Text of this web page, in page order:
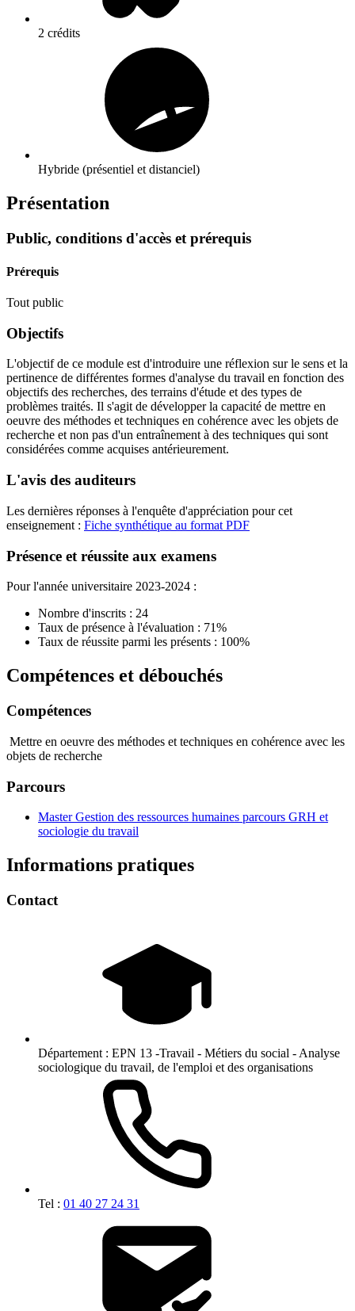
2 crédits
Hybride (présentiel et distanciel)
Présentation
Public, conditions d'accès et prérequis
Prérequis
Tout public
Objectifs
L'objectif de ce module est d'introduire une réflexion sur le sens et la
pertinence de différentes formes d'analyse du travail en fonction des
objectifs des recherches, des terrains d'étude et des types de
problèmes traités. Il s'agit de développer la capacité de mettre en
oeuvre des méthodes et techniques en cohérence avec les objets de
recherche et non pas d'un entraînement à des techniques qui sont
considérées comme acquises antérieurement.
L'avis des auditeurs
Les dernières réponses à l'enquête d'appréciation pour cet
enseignement : Fiche synthétique au format PDF
Présence et réussite aux examens
Pour l'année universitaire 2023-2024 :
Nombre d'inscrits : 24
Taux de présence à l'évaluation : 71%
Taux de réussite parmi les présents : 100%
Compétences et débouchés
Compétences
Mettre en oeuvre des méthodes et techniques en cohérence avec les
objets de recherche
Parcours
Master Gestion des ressources humaines parcours GRH et
sociologie du travail
Informations pratiques
Contact
Département : EPN 13 -Travail - Métiers du social - Analyse
sociologique du travail, de l'emploi et des organisations
Tel : 01 40 27 24 31